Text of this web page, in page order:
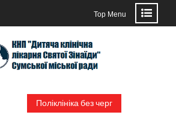
Top Menu
Поліклініка без черг